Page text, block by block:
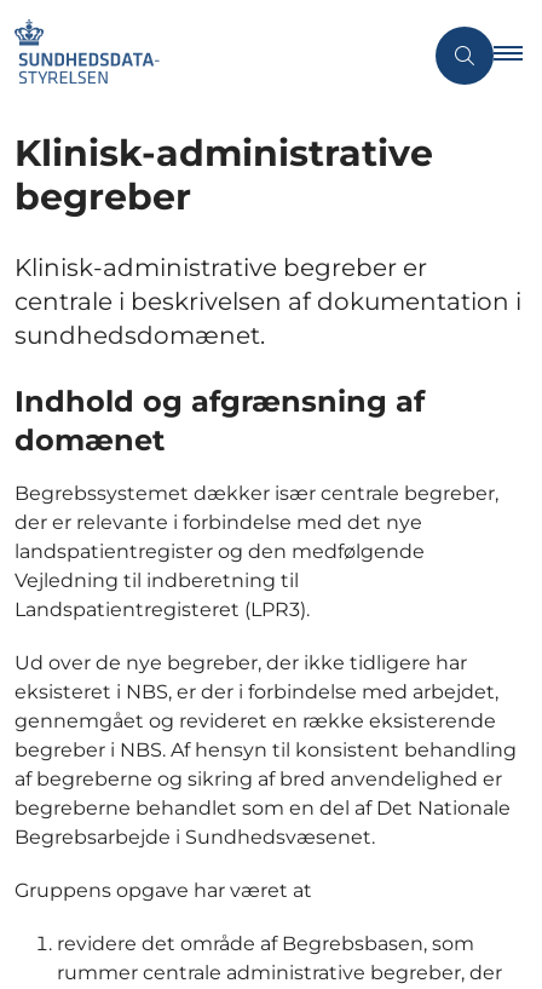
Klinisk-administrative
begreber
Klinisk-administrative begreber er
centrale i beskrivelsen af dokumentation i
sundhedsdomænet.
Indhold og afgrænsning af
domænet
Begrebssystemet dækker især centrale begreber,
der er relevante i forbindelse med det nye
landspatientregister og den medfølgende
Vejledning til indberetning til
Landspatientregisteret (LPR3).
Ud over de nye begreber, der ikke tidligere har
eksisteret i NBS, er der i forbindelse med arbejdet,
gennemgået og revideret en række eksisterende
begreber i NBS. Af hensyn til konsistent behandling
af begreberne og sikring af bred anvendelighed er
begreberne behandlet som en del af Det Nationale
Begrebsarbejde i Sundhedsvæsenet.
Gruppens opgave har været at
revidere det område af Begrebsbasen, som
rummer centrale administrative begreber, der